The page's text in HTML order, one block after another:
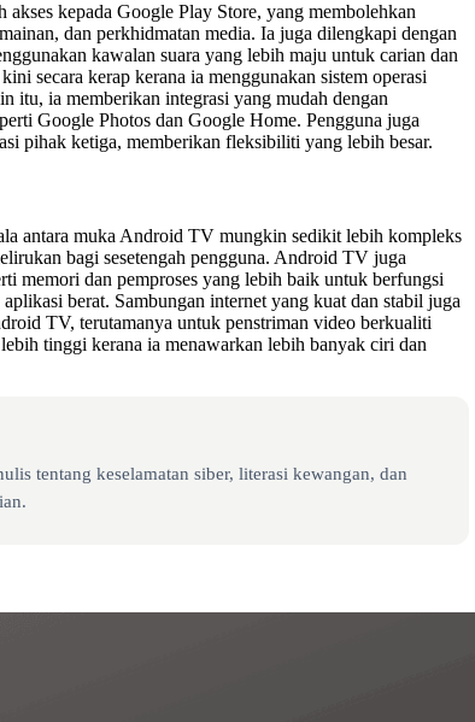
kepada Google Play Store, yang membolehkan
dan perkhidmatan media. Ia juga dilengkapi dengan
kawalan suara yang lebih maju untuk carian dan
secara kerap kerana ia menggunakan sistem operasi
itu, ia memberikan integrasi yang mudah dengan
Google Photos dan Google Home. Pengguna juga
pihak ketiga, memberikan fleksibiliti yang lebih besar.
antara muka Android TV mungkin sedikit lebih kompleks
bagi sesetengah pengguna. Android TV juga
memori dan pemproses yang lebih baik untuk berfungsi
berat. Sambungan internet yang kuat dan stabil juga
TV, terutamanya untuk penstriman video berkualiti
tinggi kerana ia menawarkan lebih banyak ciri dan
tentang keselamatan siber, literasi kewangan, dan